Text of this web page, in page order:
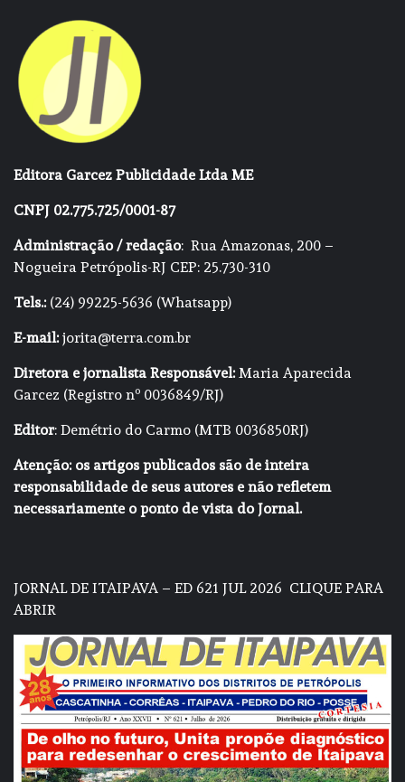
Editora Garcez Publicidade Ltda ME
CNPJ 02.775.725/0001-87
Administração / redação: Rua Amazonas, 200 –
Nogueira Petrópolis-RJ CEP: 25.730-310
Tels.:(24) 99225-5636 (Whatsapp)
E-mail:jorita@terra.com.br
Diretora e jornalista Responsável:Maria Aparecida
Garcez (Registro nº 0036849/RJ)
Editor: Demétrio do Carmo (MTB 0036850RJ)
Atenção: os artigos publicados são de inteira
responsabilidade de seus autores e não refletem
necessariamente o ponto de vista do Jornal.
JORNAL DE ITAIPAVA – ED 621 JUL 2026 CLIQUE PARA
ABRIR